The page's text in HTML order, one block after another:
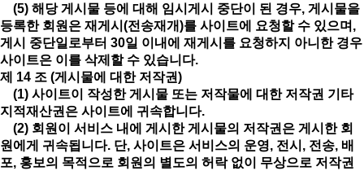
(5) 해당 게시물 등에 대해 임시게시 중단이 된 경우, 게시물을
등록한 회원은 재게시(전송재개)를 사이트에 요청할 수 있으며,
게시 중단일로부터 30일 이내에 재게시를 요청하지 아니한 경우
사이트은 이를 삭제할 수 있습니다.
제 14 조 (게시물에 대한 저작권)
(1) 사이트이 작성한 게시물 또는 저작물에 대한 저작권 기타
지적재산권은 사이트에 귀속합니다.
(2) 회원이 서비스 내에 게시한 게시물의 저작권은 게시한 회
원에게 귀속됩니다. 단, 사이트은 서비스의 운영, 전시, 전송, 배
포, 홍보의 목적으로 회원의 별도의 허락 없이 무상으로 저작권